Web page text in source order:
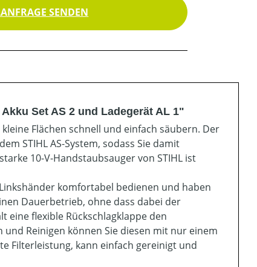
SENDEN
Set AS 2 und Ladegerät AL 1"
Flächen schnell und einfach säubern. Der
STIHL AS-System, sodass Sie damit
10-V-Handstaubsauger von STIHL ist
komfortabel bedienen und haben
Dauerbetrieb, ohne dass dabei der
eine flexible Rückschlagklappe den
Reinigen können Sie diesen mit nur einem
Filterleistung, kann einfach gereinigt und